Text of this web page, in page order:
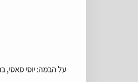
על הבמה: יוסי סאסי,